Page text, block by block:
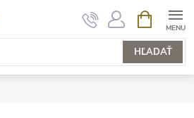
HĽADAŤ
KOŠÍK